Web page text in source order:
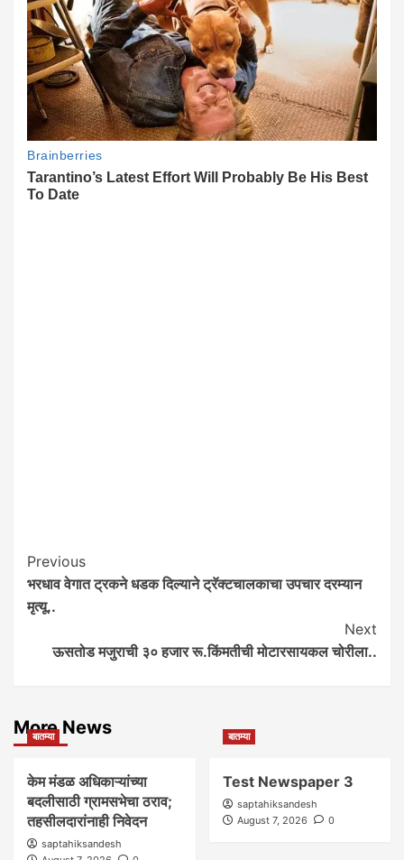
Post
Navigation
Previous
भरधाव वेगात ट्रकने धडक दिल्याने ट्रॅक्टचालकाचा उपचार दरम्यान
मृत्यू..
Next
ऊसतोड मजुराची ३० हजार रू.किंमतीची मोटारसायकल चोरीला..
More News
बातम्या
केम मंडळ अधिकाऱ्यांच्या
बदलीसाठी ग्रामसभेचा ठराव;
तहसीलदारांनाही निवेदन
saptahiksandesh
बातम्या
Test Newspaper 3
saptahiksandesh
August 7, 2026
0